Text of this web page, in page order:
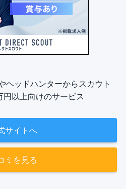
ヘッドハンターからスカウト
以上向けのサービス
サイトへ
ミを見る